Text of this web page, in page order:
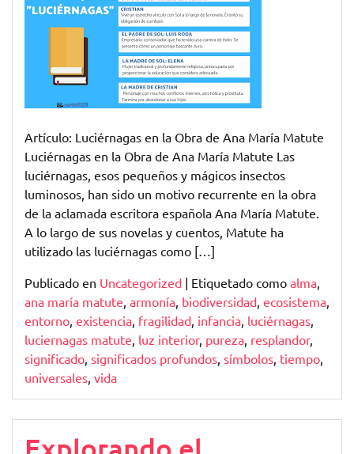
de
Luciérnagas
la
Obra
Ana
María
Matute
Artículo: Luciérnagas en la Obra de Ana María Matute
Luciérnagas en la Obra de Ana María Matute Las
luciérnagas, esos pequeños y mágicos insectos
luminosos, han sido un motivo recurrente en la obra
de la aclamada escritora española Ana María Matute.
A lo largo de sus novelas y cuentos, Matute ha
utilizado las luciérnagas como […]
Publicado en Uncategorized | Etiquetado como alma,
ana maría matute, armonía, biodiversidad, ecosistema,
entorno, existencia, fragilidad, infancia, luciérnagas,
luciernagas matute, luz interior, pureza, resplandor,
significado, significados profundos, símbolos, tiempo,
universales, vida